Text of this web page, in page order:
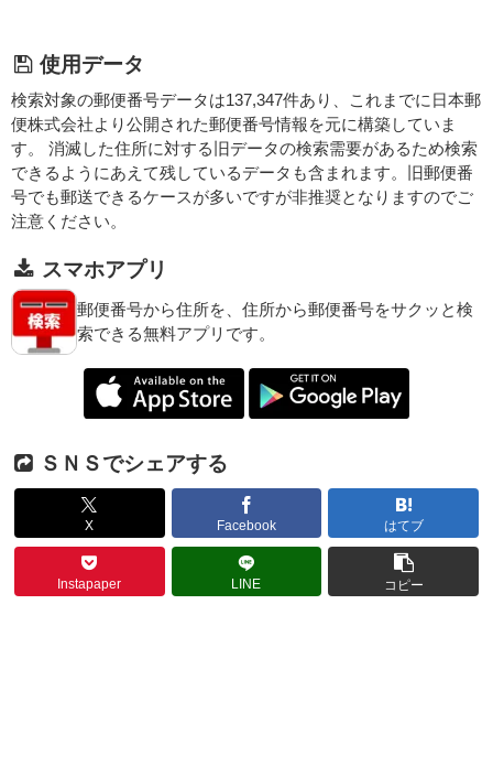
使用データ
検索対象の郵便番号データは137,347件あり、これまでに日本郵
便株式会社より公開された郵便番号情報を元に構築していま
す。 消滅した住所に対する旧データの検索需要があるため検索
できるようにあえて残しているデータも含まれます。旧郵便番
号でも郵送できるケースが多いですが非推奨となりますのでご
注意ください。
スマホアプリ
郵便番号から住所を、住所から郵便番号をサクッと検
索できる無料アプリです。
ＳＮＳでシェアする
X Facebook はてブ
Instapaper LINE コピー